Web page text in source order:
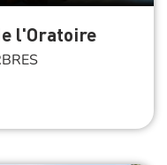
l'Oratoire